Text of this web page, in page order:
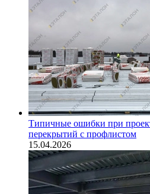
Типичные ошибки при
перекрытий с профлистом
15.04.2026